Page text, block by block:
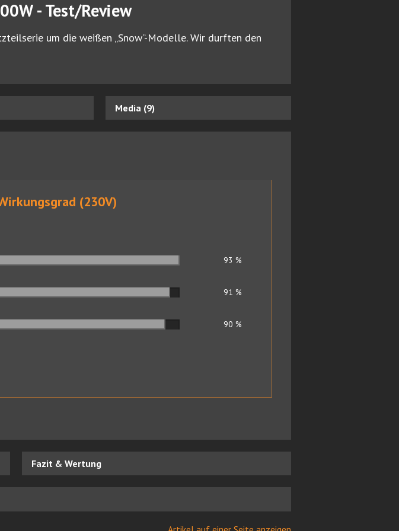
- Test/Review
um die weißen „Snow“-Modelle. Wir durften den
Media (9)
(230V)
93 %
91 %
90 %
Fazit & Wertung